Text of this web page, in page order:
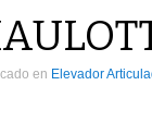
en Elevador